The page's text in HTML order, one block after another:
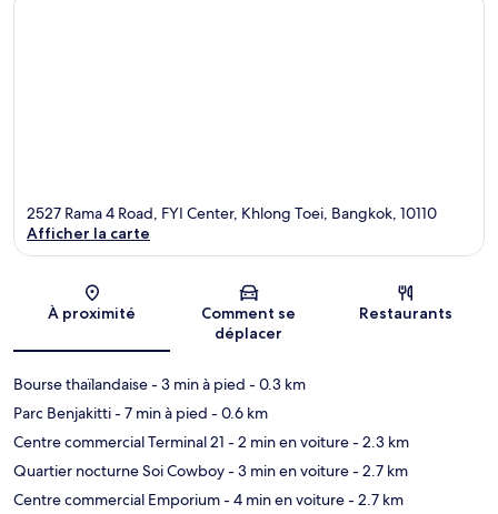
Carte
2527 Rama 4 Road, FYI Center, Khlong Toei, Bangkok, 10110
Afficher la carte
À proximité
Comment se
déplacer
Restaurants
Bourse thaïlandaise- 3 min à pied - 0.3 km
Parc Benjakitti- 7 min à pied - 0.6 km
Centre commercial Terminal 21 - 2 min en voiture- 2.3 km
Quartier nocturne Soi Cowboy- 3 min en voiture- 2.7 km
Centre commercial Emporium- 4 min en voiture- 2.7 km